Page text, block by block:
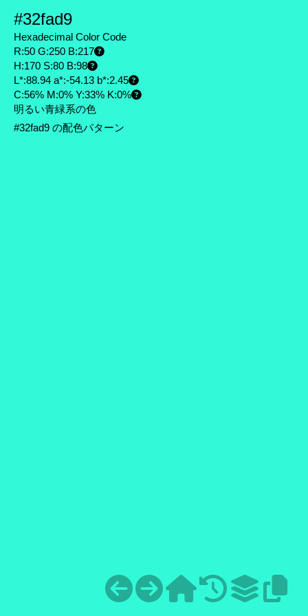
#32fad9
Hexadecimal Color Code
R:50 G:250 B:217
H:170 S:80 B:98
L*:88.94 a*:-54.13 b*:2.45
C:56% M:0% Y:33% K:0%
明るい青緑系の色
#32fad9 の配色パターン